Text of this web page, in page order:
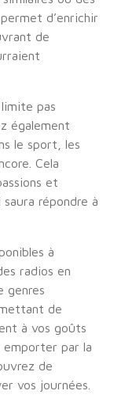
d’enrichir
de
pas
également
le sport, les
Cela
et
répondre à
à
radios en
genres
de
à vos goûts
emporter par la
de
vos journées.